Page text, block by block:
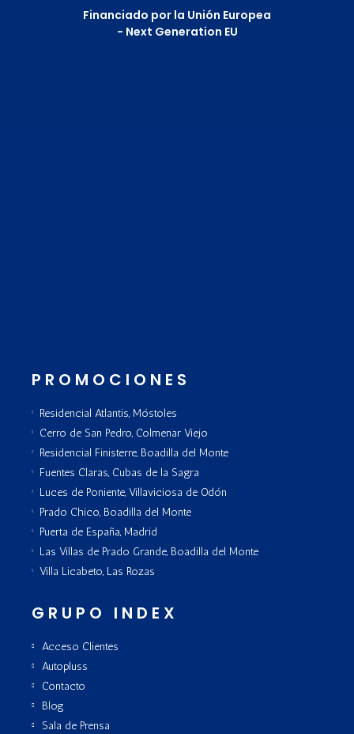
Financiado por la Unión Europea
- Next Generation EU
PROMOCIONES
Residencial Atlantis, Móstoles
Cerro de San Pedro, Colmenar Viejo
Residencial Finisterre, Boadilla del Monte
Fuentes Claras, Cubas de la Sagra
Luces de Poniente, Villaviciosa de Odón
Prado Chico, Boadilla del Monte
Puerta de España, Madrid
Las Villas de Prado Grande, Boadilla del Monte
Villa Licabeto, Las Rozas
GRUPO INDEX
Acceso Clientes
Autopluss
Contacto
Blog
Sala de Prensa